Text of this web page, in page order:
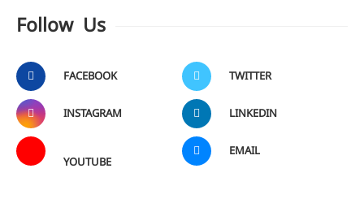
Follow Us
FACEBOOK TWITTER
INSTAGRAM LINKEDIN
YOUTUBE
EMAIL